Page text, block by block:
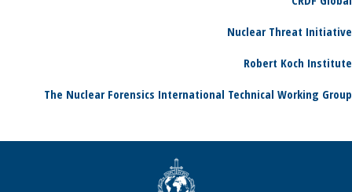
Nuclear Threat Initiative
Robert Koch Institute
The Nuclear Forensics International Technical Working Group